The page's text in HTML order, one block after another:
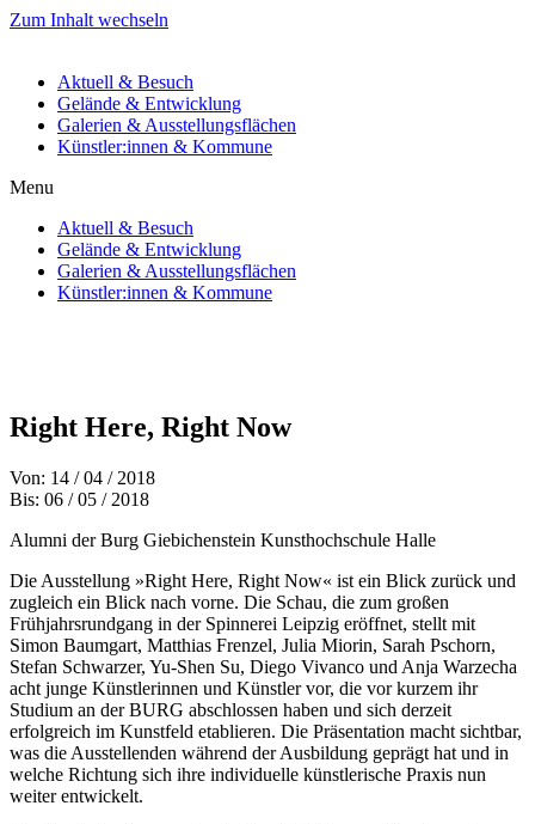
Zum Inhalt wechseln
Aktuell & Besuch
Gelände & Entwicklung
Galerien & Ausstellungsflächen
Künstler:innen & Kommune
Menu
Aktuell & Besuch
Gelände & Entwicklung
Galerien & Ausstellungsflächen
Künstler:innen & Kommune
Right Here, Right Now
Von: 14 / 04 / 2018
Bis: 06 / 05 / 2018
Alumni der Burg Giebichenstein Kunsthochschule Halle
Die Ausstellung »Right Here, Right Now« ist ein Blick zurück und
zugleich ein Blick nach vorne. Die Schau, die zum großen
Frühjahrsrundgang in der Spinnerei Leipzig eröffnet, stellt mit
Simon Baumgart, Matthias Frenzel, Julia Miorin, Sarah Pschorn,
Stefan Schwarzer, Yu-Shen Su, Diego Vivanco und Anja Warzecha
acht junge Künstlerinnen und Künstler vor, die vor kurzem ihr
Studium an der BURG abschlossen haben und sich derzeit
erfolgreich im Kunstfeld etablieren. Die Präsentation macht sichtbar,
was die Ausstellenden während der Ausbildung geprägt hat und in
welche Richtung sich ihre individuelle künstlerische Praxis nun
weiter entwickelt.